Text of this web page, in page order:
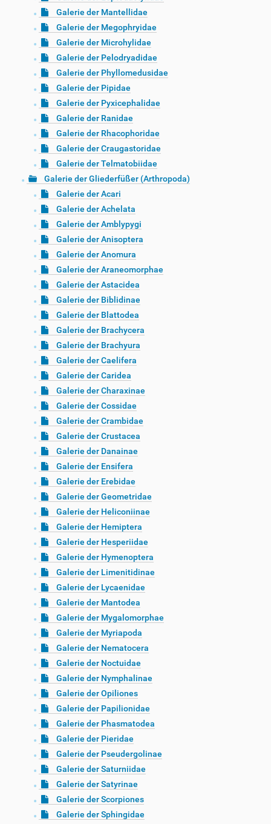
Galerie der Mantellidae
Galerie der Megophryidae
Galerie der Microhylidae
Galerie der Pelodryadidae
Galerie der Phyllomedusidae
Galerie der Pipidae
Galerie der Pyxicephalidae
Galerie der Ranidae
Galerie der Rhacophoridae
Galerie der Craugastoridae
Galerie der Telmatobiidae
Galerie der Gliederfüßer (Arthropoda)
Galerie der Acari
Galerie der Achelata
Galerie der Amblypygi
Galerie der Anisoptera
Galerie der Anomura
Galerie der Araneomorphae
Galerie der Astacidea
Galerie der Biblidinae
Galerie der Blattodea
Galerie der Brachycera
Galerie der Brachyura
Galerie der Caelifera
Galerie der Caridea
Galerie der Charaxinae
Galerie der Cossidae
Galerie der Crambidae
Galerie der Crustacea
Galerie der Danainae
Galerie der Ensifera
Galerie der Erebidae
Galerie der Geometridae
Galerie der Heliconiinae
Galerie der Hemiptera
Galerie der Hesperiidae
Galerie der Hymenoptera
Galerie der Limenitidinae
Galerie der Lycaenidae
Galerie der Mantodea
Galerie der Mygalomorphae
Galerie der Myriapoda
Galerie der Nematocera
Galerie der Noctuidae
Galerie der Nymphalinae
Galerie der Opiliones
Galerie der Papilionidae
Galerie der Phasmatodea
Galerie der Pieridae
Galerie der Pseudergolinae
Galerie der Saturniidae
Galerie der Satyrinae
Galerie der Scorpiones
Galerie der Sphingidae